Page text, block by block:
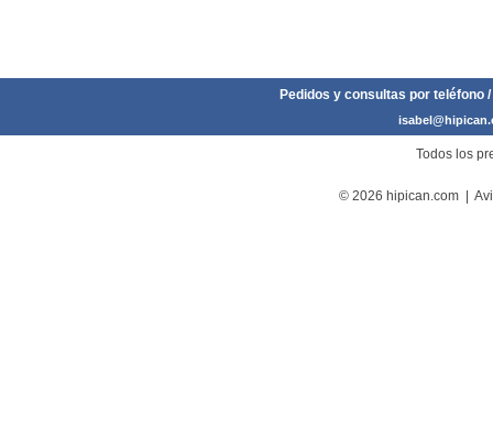
Pedidos y consultas por teléfono
Todos los
© 2026 hipican.com |